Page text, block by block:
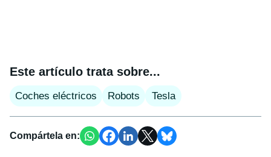
Este artículo trata sobre...
Coches eléctricos Robots Tesla
Compártela en: